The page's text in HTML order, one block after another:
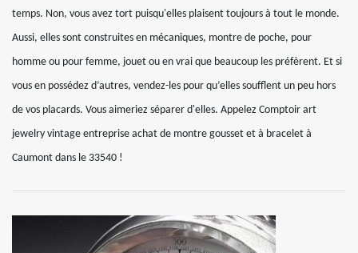
temps. Non, vous avez tort puisqu'elles plaisent toujours à tout le monde.
Aussi, elles sont construites en mécaniques, montre de poche, pour
homme ou pour femme, jouet ou en vrai que beaucoup les préfèrent. Et si
vous en possédez d’autres, vendez-les pour qu’elles soufflent un peu hors
de vos placards. Vous aimeriez séparer d'elles. Appelez Comptoir art
jewelry vintage entreprise achat de montre gousset et à bracelet à
Caumont dans le 33540 !